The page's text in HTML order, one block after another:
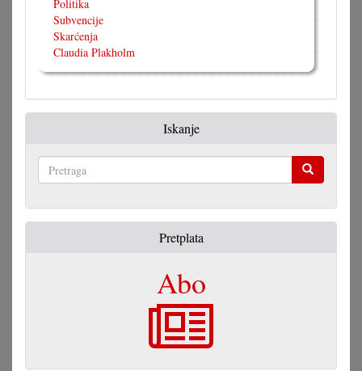
Politika
Subvencije
Skarćenja
Claudia Plakholm
Iskanje
Pretplata
Abo